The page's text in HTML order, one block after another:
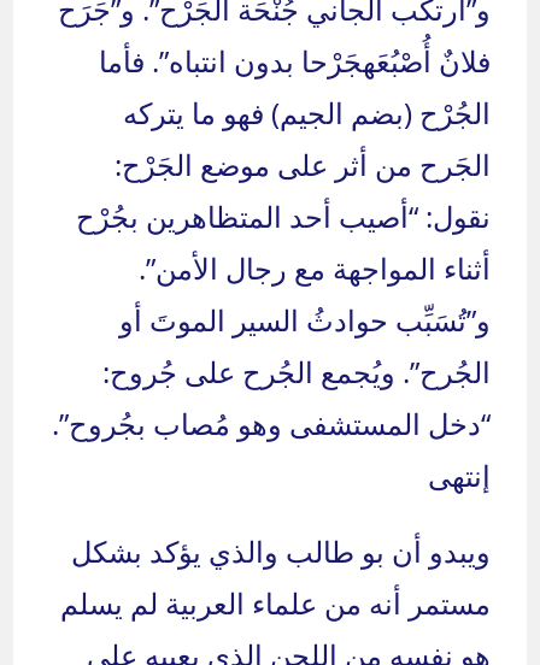
و”ارتكب الجاني جُنْحَة الجَرْح”. و”جَرَح
فلانٌ أُصْبُعَهجَرْحا بدون انتباه”. فأما
الجُرْح (بضم الجيم) فهو ما يتركه
الجَرح من أثر على موضع الجَرْح:
نقول: “أصيب أحد المتظاهرين بجُرْح
أثناء المواجهة مع رجال الأمن”.
و”تُسَبِّب حوادثُ السير الموتَ أو
الجُرح”. ويُجمع الجُرح على جُروح:
“دخل المستشفى وهو مُصاب بجُروح”.
إنتهى
ويبدو أن بو طالب والذي يؤكد بشكل
مستمر أنه من علماء العربية لم يسلم
هو نفسه من اللحن الذي يعيبه على